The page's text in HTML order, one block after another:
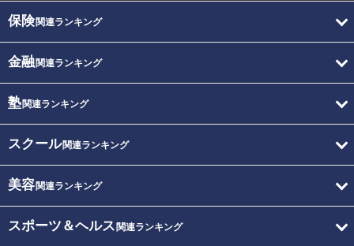
保険関連ランキング
金融関連ランキング
塾関連ランキング
スクール関連ランキング
美容関連ランキング
スポーツ＆ヘルス 関連ランキング